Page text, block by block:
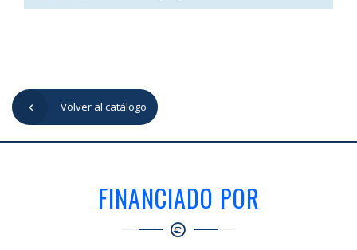
Volver al catálogo
FINANCIADO POR